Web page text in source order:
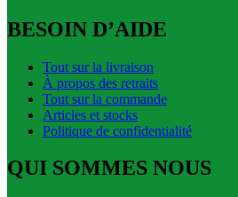
BESOIN D’AIDE
Tout sur la livraison
À propos des retraits
Tout sur la commande
Articles et stocks
Politique de confidentialité
QUI SOMMES NOUS